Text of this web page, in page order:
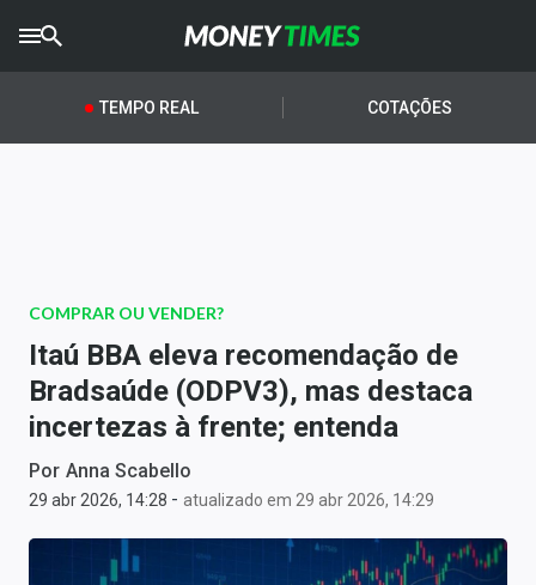
CRYPTOTIMES
AGROTIMES
Newsletters
Money Trader
Anuncie
Últimas Notícias
Newsletters
TEMPO REAL COTAÇÕES
COMPRAR OU VENDER?
Itaú BBA eleva recomendação de
Bradsaúde (ODPV3), mas destaca
incertezas à frente; entenda
Por Anna Scabello
29 abr 2026, 14:28 - atualizado em 29 abr 2026, 14:29